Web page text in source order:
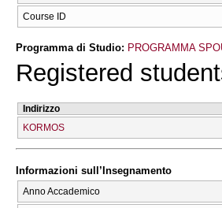
Course ID
Programma di Studio: PROGRAMMA
Registered
Indirizzo
KORMOS
Informazioni sull’Insegnamento
Anno Accademico